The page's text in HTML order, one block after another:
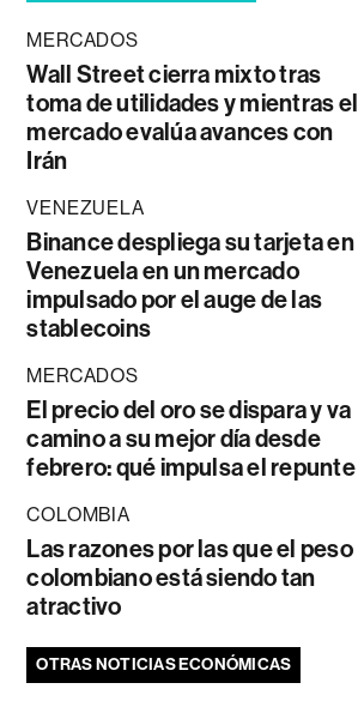
MERCADOS
Wall Street cierra mixto tras
toma de utilidades y mientras el
mercado evalúa avances con
Irán
VENEZUELA
Binance despliega su tarjeta en
Venezuela en un mercado
impulsado por el auge de las
stablecoins
MERCADOS
El precio del oro se dispara y va
camino a su mejor día desde
febrero: qué impulsa el repunte
COLOMBIA
Las razones por las que el peso
colombiano está siendo tan
atractivo
OTRAS NOTICIAS ECONÓMICAS